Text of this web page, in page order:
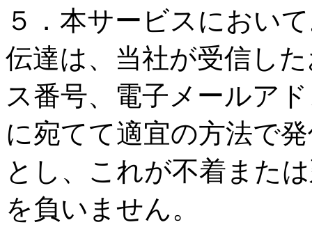
５．本サービスにおい
伝達は、当社が受信し
ス番号、電子メールア
に宛てて適宜の方法で
とし、これが不着また
を負いません。